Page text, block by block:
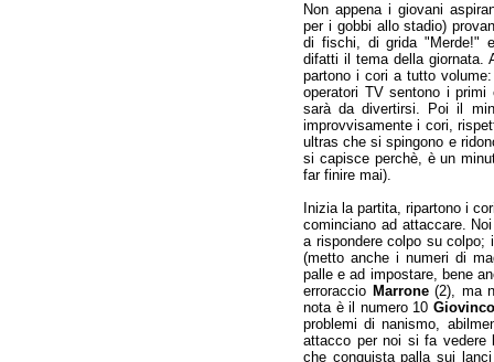
Non appena i giovani
per i gobbi allo stadio)
di fischi, di grida "Merde!"
difatti il tema della giornata.
partono i cori a tutto
operatori TV sentono i
sarà da divertirsi. Poi il
improvvisamente i cori,
ultras che si spingono e
si capisce perchè, è un
far finire mai).
Inizia la partita, ripartono i
cominciano ad attaccare.
a rispondere colpo su
(metto anche i numeri di
palle e ad impostare, bene
erroraccio Marrone(2), ma
nota è il numero 10
problemi di nanismo,
attacco per noi si fa vedere
che conquista palla sui